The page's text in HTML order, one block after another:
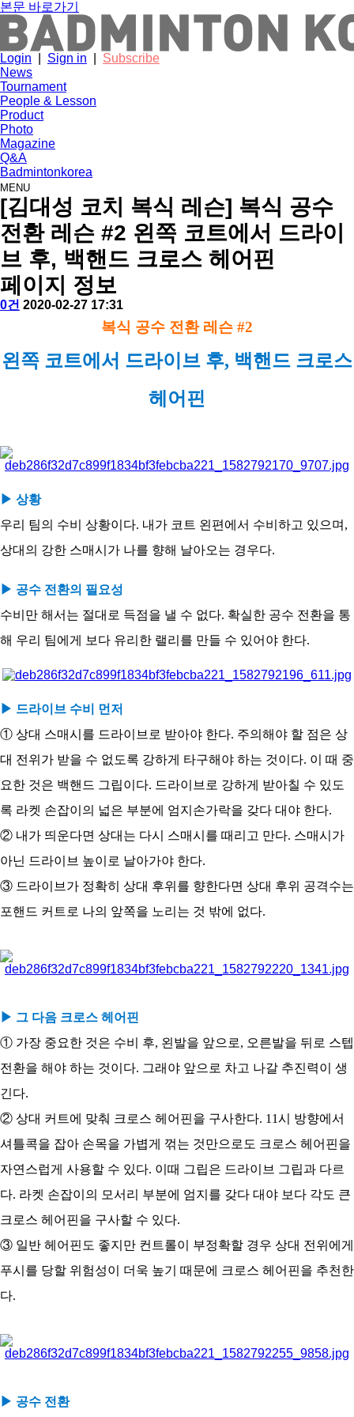
본문 바로가기
Login Sign in
Subscribe
News
Tournament
People & Lesson
Product
Photo
Magazine
Q&A
Badmintonkorea
MENU
people
[김대성 코치 복식 레슨] 복식 공수
전환 레슨 #2 왼쪽 코트에서 드라이
브 후, 백핸드 크로스 헤어핀
페이지 정보
작
배
코
댓
0건 작
2020-02-27 17:31
문
복식 공수 전환 레슨 #2
왼쪽 코트에서 드라이브 후, 백핸드 크로스
헤어핀
▶ 상황
우리 팀의 수비 상황이다. 내가 코트 왼편에서 수비하고 있으며,
상대의 강한 스매시가 나를 향해 날아오는 경우다.
▶ 공수 전환의 필요성
수비만 해서는 절대로 득점을 낼 수 없다. 확실한 공수 전환을 통
해 우리 팀에게 보다 유리한 랠리를 만들 수 있어야 한다.
▶ 드라이브 수비 먼저
① 상대 스매시를 드라이브로 받아야 한다. 주의해야 할 점은 상
대 전위가 받을 수 없도록 강하게 타구해야 하는 것이다. 이 때 중
요한 것은 백핸드 그립이다. 드라이브로 강하게 받아칠 수 있도
록 라켓 손잡이의 넓은 부분에 엄지손가락을 갖다 대야 한다.
② 내가 띄운다면 상대는 다시 스매시를 때리고 만다. 스매시가
아닌 드라이브 높이로 날아가야 한다.
③ 드라이브가 정확히 상대 후위를 향한다면 상대 후위 공격수는
포핸드 커트로 나의 앞쪽을 노리는 것 밖에 없다.
▶ 그 다음 크로스 헤어핀
① 가장 중요한 것은 수비 후, 왼발을 앞으로, 오른발을 뒤로 스텝
전환을 해야 하는 것이다. 그래야 앞으로 차고 나갈 추진력이 생
긴다.
② 상대 커트에 맞춰 크로스 헤어핀을 구사한다. 11시 방향에서
셔틀콕을 잡아 손목을 가볍게 꺾는 것만으로도 크로스 헤어핀을
자연스럽게 사용할 수 있다. 이때 그립은 드라이브 그립과 다르
다. 라켓 손잡이의 모서리 부분에 엄지를 갖다 대야 보다 각도 큰
크로스 헤어핀을 구사할 수 있다.
③ 일반 헤어핀도 좋지만 컨트롤이 부정확할 경우 상대 전위에게
푸시를 당할 위험성이 더욱 높기 때문에 크로스 헤어핀을 추천한
다.
▶ 공수 전환